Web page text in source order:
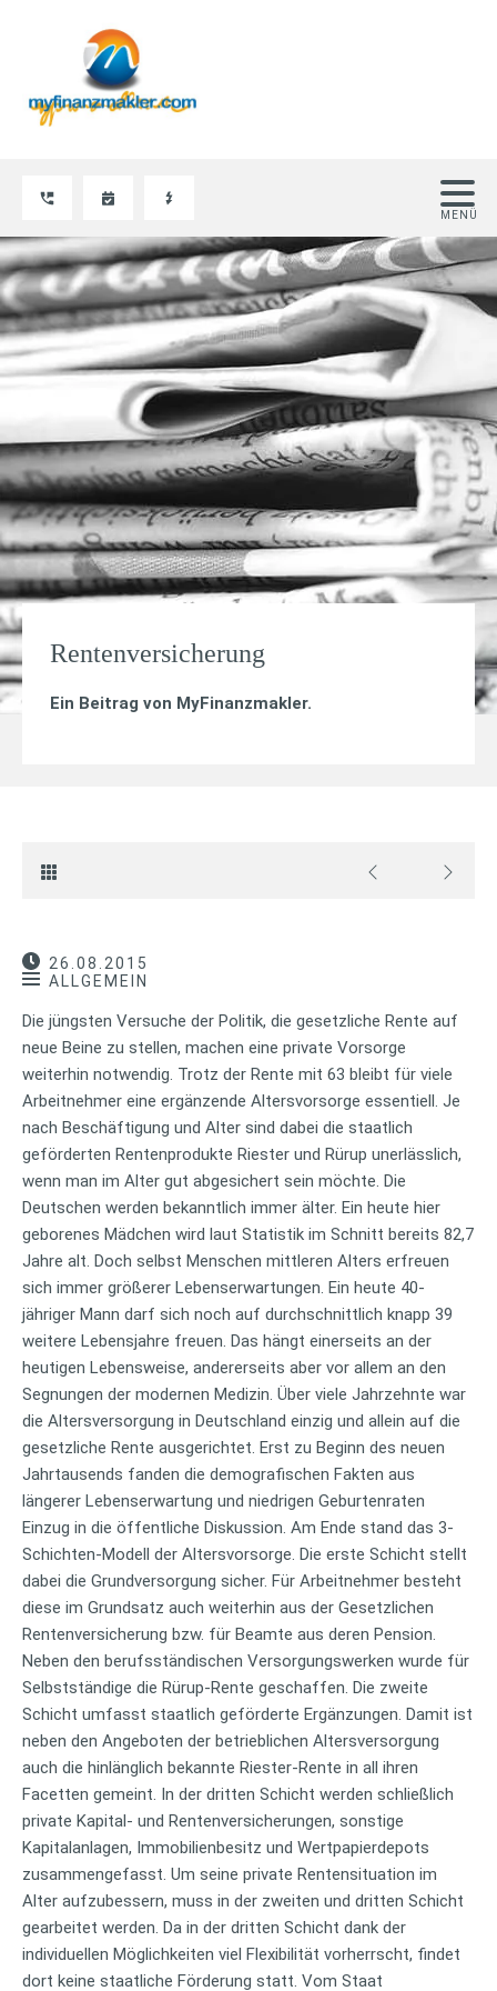
Rentenversicherung
Ein Beitrag von MyFinanzmakler.
26.08.2015
ALLGEMEIN
Die jüngsten Versuche der Politik, die gesetzliche Rente auf
neue Beine zu stellen, machen eine private Vorsorge
weiterhin notwendig. Trotz der Rente mit 63 bleibt für viele
Arbeitnehmer eine ergänzende Altersvorsorge essentiell. Je
nach Beschäftigung und Alter sind dabei die staatlich
geförderten Rentenprodukte Riester und Rürup unerlässlich,
wenn man im Alter gut abgesichert sein möchte. Die
Deutschen werden bekanntlich immer älter. Ein heute hier
geborenes Mädchen wird laut Statistik im Schnitt bereits 82,7
Jahre alt. Doch selbst Menschen mittleren Alters erfreuen
sich immer größerer Lebenserwartungen. Ein heute 40-
jähriger Mann darf sich noch auf durchschnittlich knapp 39
weitere Lebensjahre freuen. Das hängt einerseits an der
heutigen Lebensweise, andererseits aber vor allem an den
Segnungen der modernen Medizin. Über viele Jahrzehnte war
die Altersversorgung in Deutschland einzig und allein auf die
gesetzliche Rente ausgerichtet. Erst zu Beginn des neuen
Jahrtausends fanden die demografischen Fakten aus
längerer Lebenserwartung und niedrigen Geburtenraten
Einzug in die öffentliche Diskussion. Am Ende stand das 3-
Schichten-Modell der Altersvorsorge. Die erste Schicht stellt
dabei die Grundversorgung sicher. Für Arbeitnehmer besteht
diese im Grundsatz auch weiterhin aus der Gesetzlichen
Rentenversicherung bzw. für Beamte aus deren Pension.
Neben den berufsständischen Versorgungswerken wurde für
Selbstständige die Rürup-Rente geschaffen. Die zweite
Schicht umfasst staatlich geförderte Ergänzungen. Damit ist
neben den Angeboten der betrieblichen Altersversorgung
auch die hinlänglich bekannte Riester-Rente in all ihren
Facetten gemeint. In der dritten Schicht werden schließlich
private Kapital- und Rentenversicherungen, sonstige
Kapitalanlagen, Immobilienbesitz und Wertpapierdepots
zusammengefasst. Um seine private Rentensituation im
Alter aufzubessern, muss in der zweiten und dritten Schicht
gearbeitet werden. Da in der dritten Schicht dank der
individuellen Möglichkeiten viel Flexibilität vorherrscht, findet
dort keine staatliche Förderung statt. Vom Staat